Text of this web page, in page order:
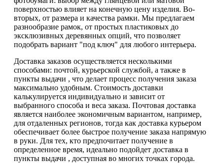
поверхностью влияет на конечную цену изделия. Во-
вторых, от размера и качества рамки. Мы предлагаем
разнообразие рамок, от простых пластиковых до
эксклюзивных деревянных опций, что позволяет
подобрать вариант "под ключ" для любого интерьера.
Доставка заказов осуществляется несколькими
способами: почтой, курьерской службой, а также в
пункты выдачи , что делает процесс получения заказа
максимально удобным. Стоимость доставки
калькулируется индивидуально и зависит от
выбранного способа и веса заказа. Почтовая доставка
является наиболее экономичным вариантом, например,
для отдаленных регионов, тогда как доставка курьером
обеспечивает более быстрое получение заказа напрямую
в руки. Для тех, кто предпочитает получение в
определенное время, идеально подойдет доставка в
пункты выдачи , доступная во многих точках города.